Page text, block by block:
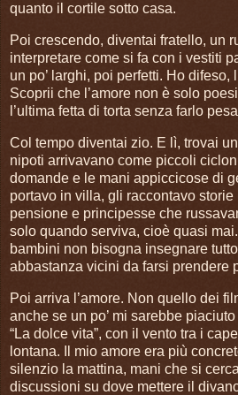
quanto il cortile sotto casa.
Poi crescendo, diventai fratello, un
interpretare come si fa con i vestiti
un po’ larghi, poi perfetti. Ho difeso,
Scoprii che l’amore non è solo
l’ultima fetta di torta senza farlo
Col tempo diventai zio. E lì, trovai
nipoti arrivavano come piccoli
domande e le mani appiccicose di
portavo in villa, gli raccontavo
pensione e principesse che
solo quando serviva, cioè quasi
bambini non bisogna insegnare
abbastanza vicini da farsi prendere
Poi arriva l’amore. Non quello dei
anche se un po’ mi sarebbe
“La dolce vita”, con il vento tra i
lontana. Il mio amore era più
silenzio la mattina, mani che si
discussioni su dove mettere il